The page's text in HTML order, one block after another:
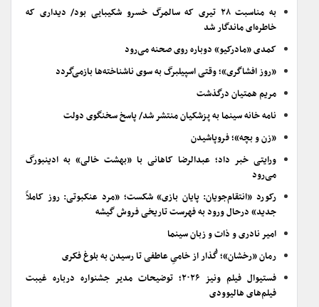
به مناسبت ۲۸ تیری که سالمرگ خسرو شکیبایی بود/ دیداری که
خاطره‌ای ماندگار شد
کمدی «مادرکیو» دوباره روی صحنه می‌رود
«روز افشاگری»؛ وقتی اسپیلبرگ به سوی ناشناخته‌ها بازمی‌گردد
مریم همتیان درگذشت
نامه خانه سینما به پزشکیان منتشر شد/ پاسخ سخنگوی دولت
«زن و بچه»؛ فروپاشیدن
ورایتی خبر داد؛ عبدالرضا کاهانی با «بهشت خالی» به ادینبورگ
می‌رود
رکورد «انتقام‌جویان: پایان بازی» شکست؛ «مرد عنکبوتی: روز کاملاً
جدید» درحال ورود به فهرست تاریخی فروش گیشه
امیر نادری و ذات و زبان سینما
رمان «رخشان»؛ گُذار از خامیِ عاطفی تا رسیدن به بلوغ فکری
فستیوال فیلم ونیز ۲۰۲۶؛ توضیحات مدیر جشنواره درباره غیبت
فیلم‌های هالیوودی